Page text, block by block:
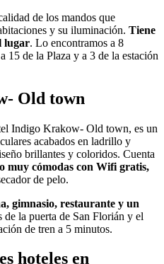
de los mandos que
y su iluminación. Tiene
lugar. Lo encontramos a 8
15 de la Plaza y a 3 de la estación
Old town
Indigo Krakow- Old town, es un
acabados en ladrillo y
brillantes y coloridos. Cuenta
muy cómodas con Wifi gratis,
de pelo.
gimnasio, restaurante y un
la puerta de San Florián y el
de tren a 5 minutos.
hoteles en